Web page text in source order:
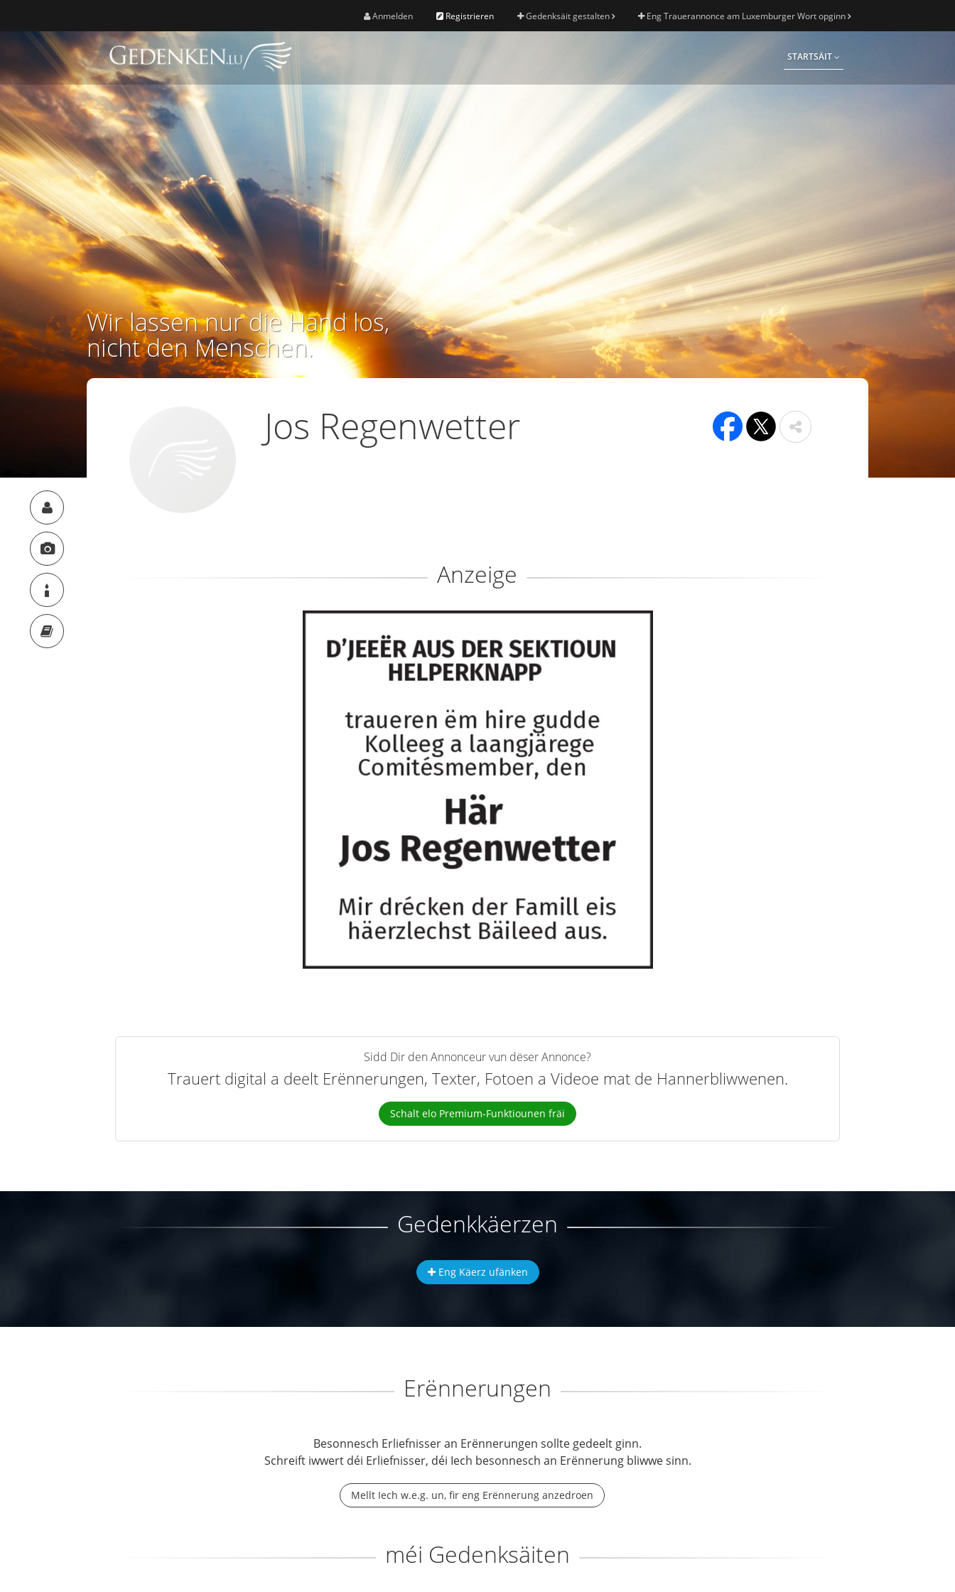
Anmelden Registrieren Gedenksäit gestalten Eng Trauerannonce am Luxemburger Wort opginn
STARTSÄIT
Wir lassen nur die Hand los,
nicht den Menschen.
Jos Regenwetter
Anzeige
Sidd Dir den Annonceur vun dëser Annonce?
Trauert digital a deelt Erënnerungen, Texter, Fotoen a Videoe mat de Hannerbliwwenen.
Schalt elo Premium-Funktiounen fräi
Gedenkkäerzen
Eng Käerz ufänken
Erënnerungen
Besonnesch Erliefnisser an Erënnerungen sollte gedeelt ginn.
Schreift iwwert déi Erliefnisser, déi Iech besonnesch an Erënnerung bliwwe sinn.
Mellt Iech w.e.g. un, fir eng Erënnerung anzedroen
méi Gedenksäiten